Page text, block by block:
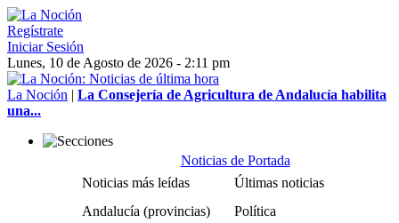
Regístrate
Iniciar Sesión
Lunes, 10 de Agosto de 2026 - 2:11 pm
La Noción | La Consejería de Agricultura de Andalucía habilita
una...
Noticias de Portada
Noticias más leídas
Últimas noticias
Andalucía (provincias)
Política